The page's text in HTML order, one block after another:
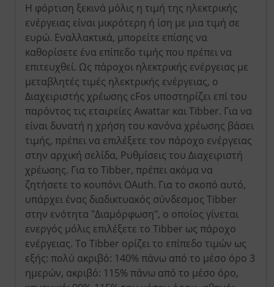
Η φόρτιση ξεκινά μόλις η τιμή της ηλεκτρικής
ενέργειας είναι μικρότερη ή ίση με μια τιμή σε
ευρώ. Εναλλακτικά, μπορείτε επίσης να
καθορίσετε ένα επίπεδο τιμής που πρέπει να
επιτευχθεί. Ως πάροχοι ηλεκτρικής ενέργειας με
μεταβλητές τιμές ηλεκτρικής ενέργειας, ο
Διαχειριστής χρέωσης cFos υποστηρίζει επί του
παρόντος τις εταιρείες Awattar και Tibber. Για να
είναι δυνατή η χρήση του κανόνα χρέωσης βάσει
τιμής, πρέπει να επιλέξετε τον πάροχο ενέργειας
στην αρχική σελίδα, Ρυθμίσεις του Διαχειριστή
χρέωσης. Για το Tibber, πρέπει ακόμα να
ζητήσετε το κουπόνι OAuth. Για το σκοπό αυτό,
υπάρχει ένας διαδικτυακός σύνδεσμος Tibber
στην ενότητα "Διαμόρφωση", ο οποίος γίνεται
ενεργός μόλις επιλέξετε το Tibber ως πάροχο
ενέργειας. Το Tibber ορίζει το επίπεδο τιμών ως
εξής: πολύ ακριβό: 140% πάνω από το μέσο όρο 3
ημερών, ακριβό: 115% πάνω από το μέσο όρο,